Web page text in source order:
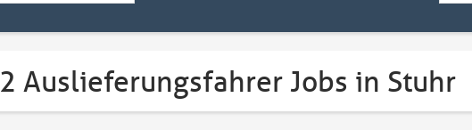
2 Auslieferungsfahrer Jobs in Stuhr